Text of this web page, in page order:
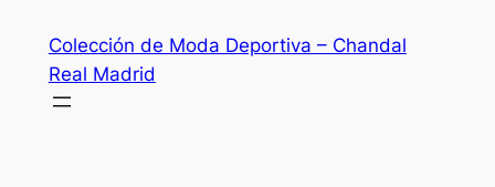
contenido
Colección de Moda Deportiva – Chandal
Real Madrid